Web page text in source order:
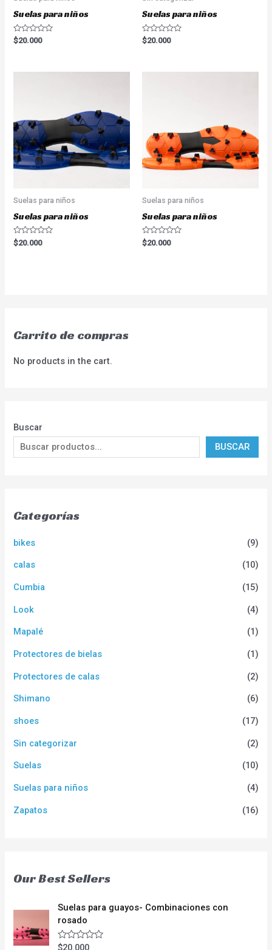
Carrito de compras
No products in the cart.
Buscar
BUSCAR
Categorías
bikes (9)
calas (10)
Cumbia (15)
Look (4)
Mapalé (1)
Protectores de bielas (1)
Protectores de calas (2)
Shimano (6)
shoes (17)
Sin categorizar (2)
Suelas (10)
Suelas para niños (4)
Zapatos (16)
Our Best Sellers
Suelas para guayos- Combinaciones con
rosado
V
$20.000
Suelas para niños
Valorado
en
$20.000
Suelas para niños
Valorado
en
$20.000
Suelas para niños
Suelas para niños
Valorado
en
$20.000
Suelas para niños
Suelas para niños
Valorado
en
$20.000